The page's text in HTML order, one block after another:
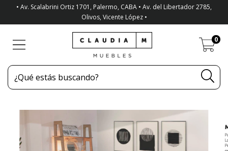
• Av. Scalabrini Ortiz 1701, Palermo, CABA • Av. del Libertador 2785,
Olivos, Vicente López •
0